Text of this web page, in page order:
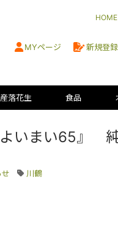
HOME
MYページ 新規登録
落花生 食品
いまい65』
川鶴